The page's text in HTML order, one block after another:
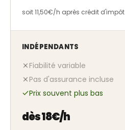
soit 11,50€/h après crédit d'impôt
INDÉPENDANTS
Fiabilité variable
Pas d'assurance incluse
Prix souvent plus bas
dès 18€/h